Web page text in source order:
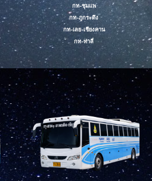
กท-ชุมแพ
กท-ภูกระดึง
กท-เลย-เชียงคาน
กท-ท่าลี่